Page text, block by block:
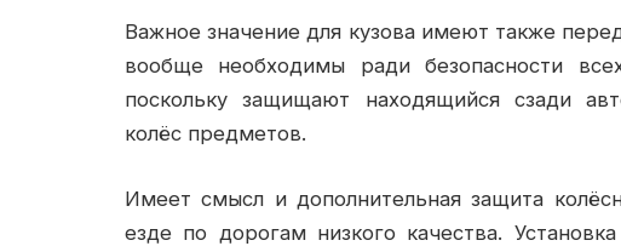
Важное значение для кузова имеют также
вообще необходимы ради безопасности
поскольку защищают находящийся сзади
колёс предметов.
Имеет смысл и дополнительная защита
езде по дорогам низкого качества.